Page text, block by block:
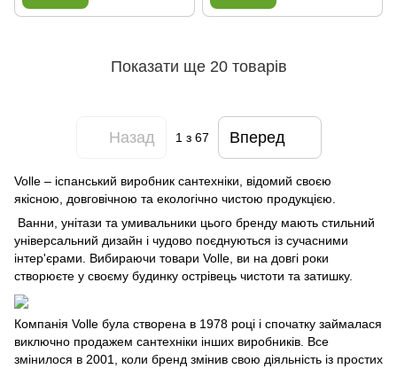
Показати ще 20 товарів
Назад 1з 67 Вперед
Volle – іспанський виробник сантехніки, відомий своєю
якісною, довговічною та екологічно чистою продукцією.
Ванни, унітази та умивальники цього бренду мають стильний
універсальний дизайн і чудово поєднуються із сучасними
інтер'єрами. Вибираючи товари Volle, ви на довгі роки
створюєте у своєму будинку острівець чистоти та затишку.
Компанія Volle була створена в 1978 році і спочатку займалася
виключно продажем сантехніки інших виробників. Все
змінилося в 2001, коли бренд змінив свою діяльність із простих